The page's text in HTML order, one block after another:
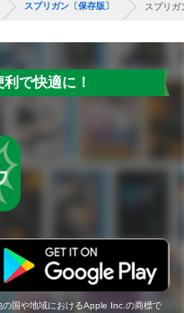
スプリガン〔保存版〕 スプリガ
で快適に！
国や地域におけるApple Inc.の商標で